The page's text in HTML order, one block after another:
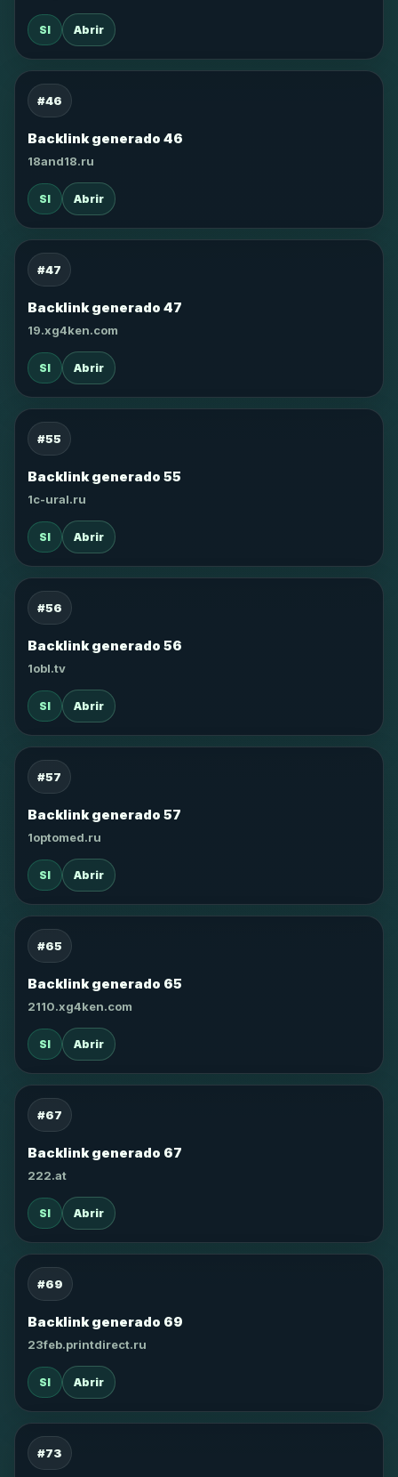
SI Abrir
#46
Backlink generado 46
18and18.ru
SI Abrir
#47
Backlink generado 47
19.xg4ken.com
SI Abrir
#55
Backlink generado 55
1c-ural.ru
SI Abrir
#56
Backlink generado 56
1obl.tv
SI Abrir
#57
Backlink generado 57
1optomed.ru
SI Abrir
#65
Backlink generado 65
2110.xg4ken.com
SI Abrir
#67
Backlink generado 67
222.at
SI Abrir
#69
Backlink generado 69
23feb.printdirect.ru
SI Abrir
#73